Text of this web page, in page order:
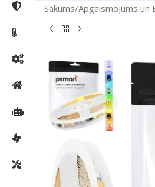
Sākums/Apgaismojums un